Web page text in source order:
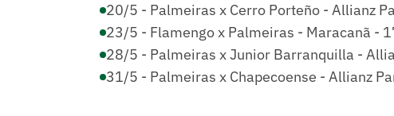
20/5 - Palmeiras x Cerro Porteño - Allianz
23/5 - Flamengo x Palmeiras - Maracanã -
28/5 - Palmeiras x Junior Barranquilla -
31/5 - Palmeiras x Chapecoense - Allianz